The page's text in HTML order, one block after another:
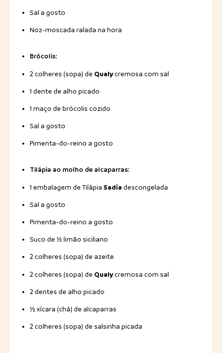
Sal a gosto
Noz-moscada ralada na hora
Brócolis:
2 colheres (sopa) de Qualycremosa com sal
1 dente de alho picado
1 maço de brócolis cozido
Sal a gosto
Pimenta-do-reino a gosto
Tilápia ao molho de alcaparras:
1 embalagem de Tilápia Sadia descongelada
Sal a gosto
Pimenta-do-reino a gosto
Suco de ½ limão siciliano
2 colheres (sopa) de azeite
2 colheres (sopa) de Qualycremosa com sal
2 dentes de alho picado
½ xícara (chá) de alcaparras
2 colheres (sopa) de salsinha picada